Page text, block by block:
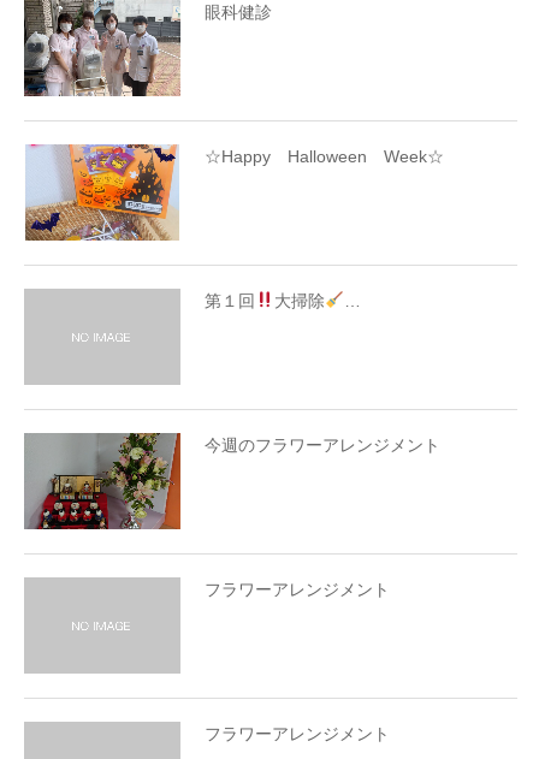
眼科健診
☆Happy Halloween Week☆
第１回 大掃除
今週のフラワーアレンジメント
フラワーアレンジメント
フラワーアレンジメント